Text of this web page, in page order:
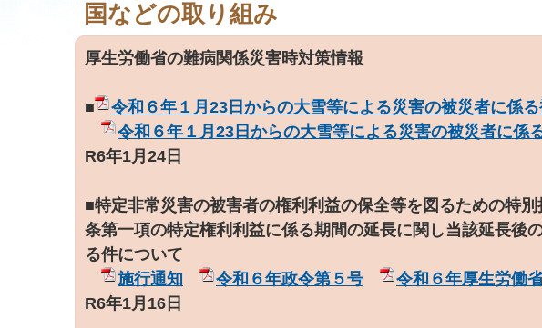
国などの取り組み
厚生労働省の難病関係災害時対策情報
■
令和６年１月23日からの大雪等による災害の被災者に係
令和６年１月23日からの大雪等による災害の被災者に係
R6年1月24日
■特定非常災害の被害者の権利利益の保全等を図るための特
条第一項の特定権利利益に係る期間の延長に関し当該延長後
る件について
施行通知
令和６年政令第５号
令和６年厚生労働
R6年1月16日